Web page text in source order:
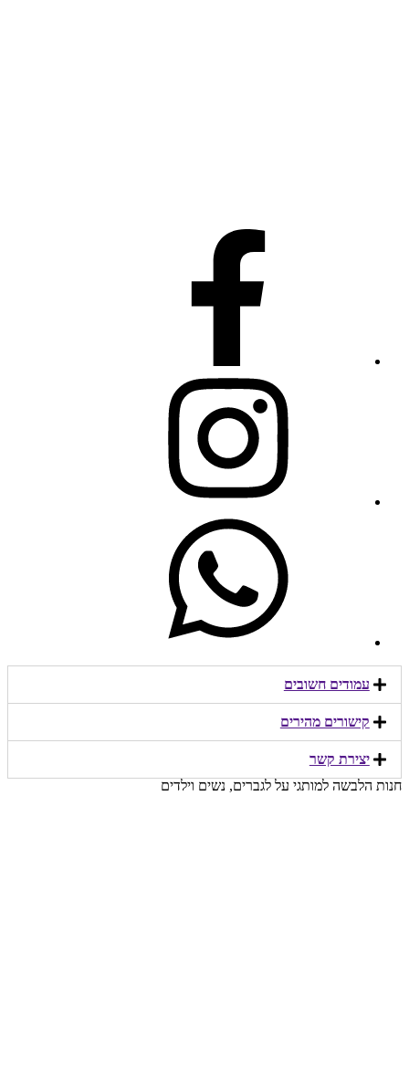
עמודים חשובים
קישורים מהירים​
יצירת קשר​
חנות הלבשה למותגי על לגברים, נשים וילדים